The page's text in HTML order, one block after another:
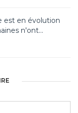
est en évolution
n'ont...